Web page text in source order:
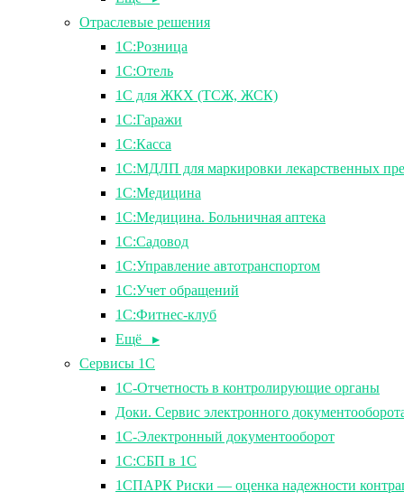
Отраслевые решения
1С:Розница
1С:Отель
1С для ЖКХ (ТСЖ, ЖСК)
1С:Гаражи
1С:Касса
1С:МДЛП для маркировки лекарственных
1С:Медицина
1С:Медицина. Больничная аптека
1С:Садовод
1С:Управление автотранспортом
1С:Учет обращений
1С:Фитнес-клуб
Ещё ▸
Сервисы 1С
1С-Отчетность в контролирующие органы
Доки. Сервис электронного
1С-Электронный документооборот
1С:СБП в 1С
1СПАРК Риски — оценка надежности